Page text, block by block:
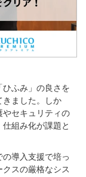
ふみ」の良さを
きました。しか
やセキュリティの
組み化が課題と
導入支援で培っ
スの厳格なシス